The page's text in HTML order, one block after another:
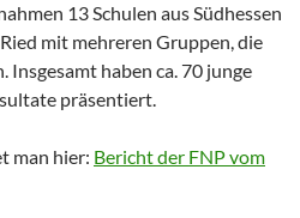
13 Schulen aus Südhessen
mit mehreren Gruppen, die
haben ca. 70 junge
präsentiert.
man hier: Bericht der FNP vom